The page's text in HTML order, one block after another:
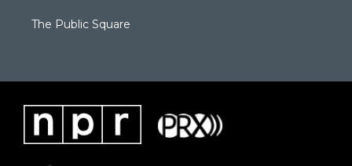
The Public Square